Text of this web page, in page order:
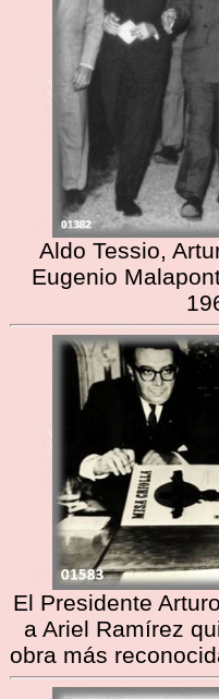
Aldo Tessio,
Eugenio
El Presidente
a Ariel Ramírez
obra más